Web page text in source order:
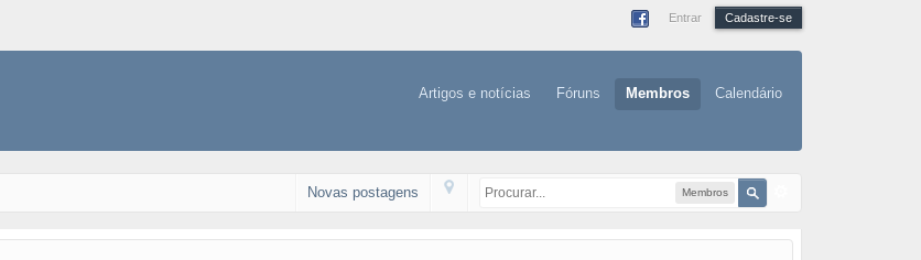
Entrar Cadastre-se
Artigos e notícias Fóruns Membros Calendário
Membros
Novas postagens